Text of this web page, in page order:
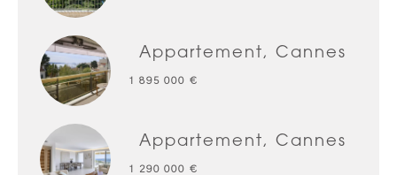
Appartement, Cannes
1 895 000 €
Appartement, Cannes
1 290 000 €